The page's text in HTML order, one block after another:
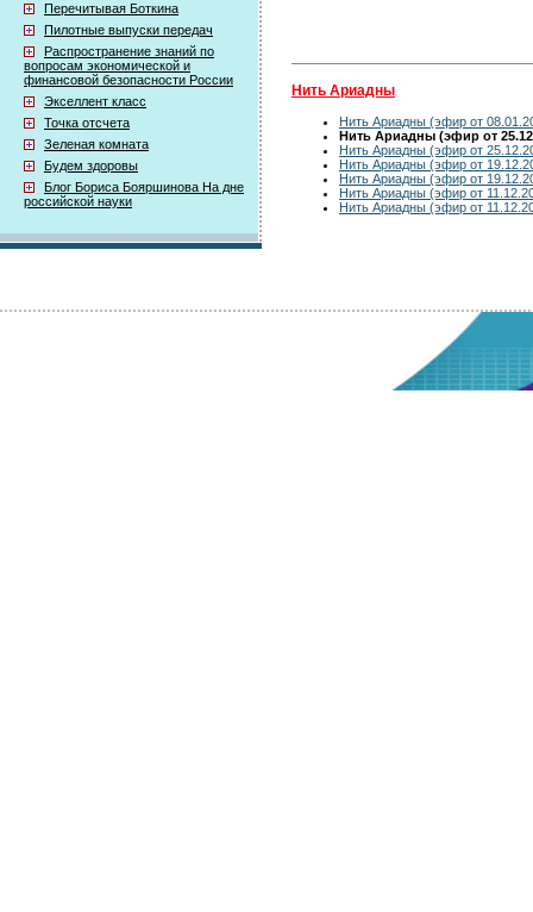
Перечитывая Боткина
Пилотные выпуски передач
Распространение знаний по
вопросам экономической и
финансовой безопасности России
Экселлент класс
Точка отсчета
Зеленая комната
Будем здоровы
Блог Бориса Бояршинова На дне
российской науки
Нить Ариадны
Нить Ариадны (эфир от
Нить Ариадны (эфир от
Нить Ариадны (эфир от
Нить Ариадны (эфир от
Нить Ариадны (эфир от
Нить Ариадны (эфир от
Нить Ариадны (эфир от